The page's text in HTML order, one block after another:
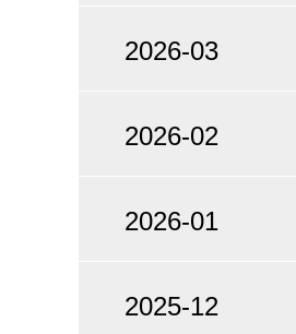
2026-03
2026-02
2026-01
2025-12